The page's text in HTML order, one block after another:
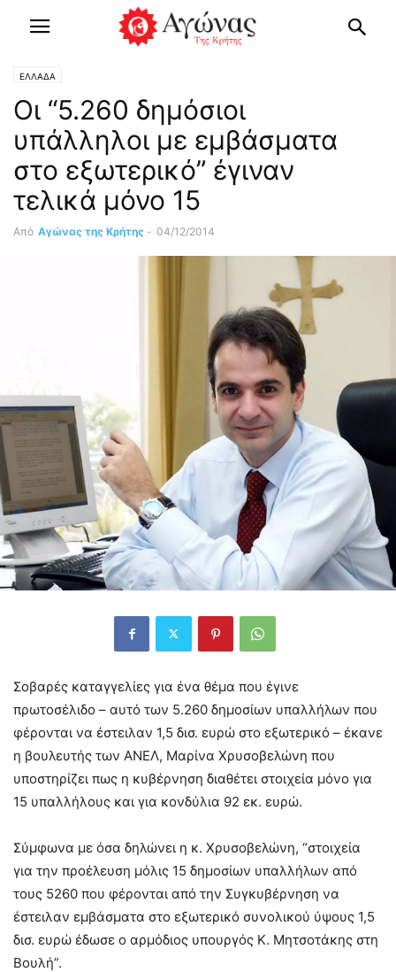
ΕΛΛΑΔΑ
Οι “5.260 δημόσιοι
υπάλληλοι με εμβάσματα
στο εξωτερικό” έγιναν
τελικά μόνο 15
Από Αγώνας της Κρήτης - 04/12/2014
Σοβαρές καταγγελίες για ένα θέμα που έγινε
πρωτοσέλιδο – αυτό των 5.260 δημοσίων υπαλλήλων που
φέρονται να έστειλαν 1,5 δισ. ευρώ στο εξωτερικό – έκανε
η βουλευτής των ΑΝΕΛ, Μαρίνα Χρυσοβελώνη που
υποστηρίζει πως η κυβέρνηση διαθέτει στοιχεία μόνο για
15 υπαλλήλους και για κονδύλια 92 εκ. ευρώ.
Σύμφωνα με όσα δηλώνει η κ. Χρυσοβελώνη, “στοιχεία
για την προέλευση μόλις 15 δημοσίων υπαλλήλων από
τους 5260 που φέρονται από την Συγκυβέρνηση να
έστειλαν εμβάσματα στο εξωτερικό συνολικού ύψους 1,5
δισ. ευρώ έδωσε ο αρμόδιος υπουργός Κ. Μητσοτάκης στη
Βουλή”.